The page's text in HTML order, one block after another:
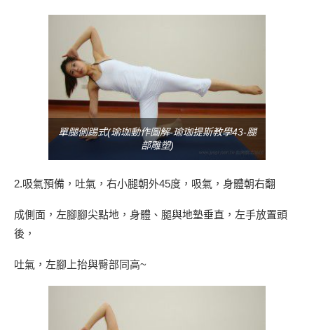
單腿側踢式(瑜珈動作圖解-瑜珈提斯教學43-腿
部雕塑)
2.吸氣預備，吐氣，右小腿朝外45度，吸氣，身體朝右翻
成側面，左腳腳尖點地，身體、腿與地墊垂直，左手放置頭
後，
吐氣，左腳上抬與臀部同高~